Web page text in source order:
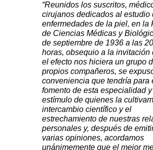
“Reunidos los suscritos,
cirujanos dedicados al estudio
enfermedades de la piel, en la
de Ciencias Médicas y
de septiembre de 1936 a las
horas, obsequio a la invitación
el efecto nos hiciera un grupo
propios compañeros, se
conveniencia que tendría para
fomento de esta especialidad
estímulo de quienes la
intercambio científico y el
estrechamiento de nuestras
personales y, después de
varias opiniones, acordamos
unánimemente que el mejor